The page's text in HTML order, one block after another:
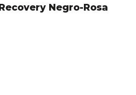
Negro-Rosa